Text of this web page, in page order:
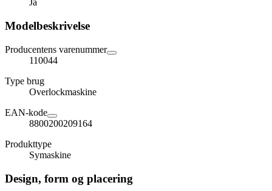
Ja
Modelbeskrivelse
Producentens varenummer
110044
Type brug
Overlockmaskine
EAN-kode
8800200209164
Produkttype
Symaskine
Design, form og placering